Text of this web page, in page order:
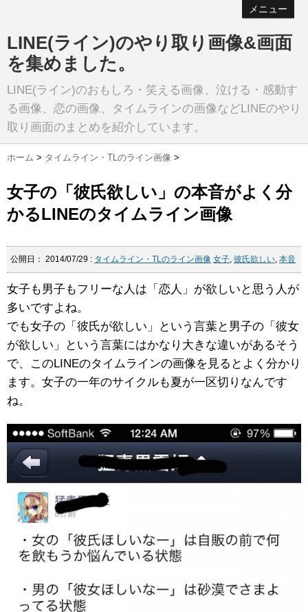
メニュー
LINE(ライン)のやり取り画像&画面
を集めました。
LINE(ライン)のおもしろ・笑える画像、泣ける・感動す
る画像、恋の画像、タイムラインの画像などLINEのやり
取り画面のまとめを紹介しています。
ホーム > タイムライン・TLのライン画像 >
女子の「彼氏欲しい」の本音がよく分
かるLINEのタイムライン画像
公開日： 2014/07/29 : タイムライン・TLのライン画像 女子, 彼氏欲しい, 本音
女子も男子もフリーな人は「恋人」が欲しいと思う人が
多いですよね。
でも女子の「彼氏が欲しい」という言葉と男子の「彼女
が欲しい」という言葉にはかなり大きな違いがあるそう
で、このLINEのタイムラインの画像を見るとよく分かり
ます。女子の一年のサイクルも夏が一区切りなんです
ね。